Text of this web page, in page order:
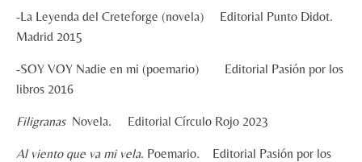
-La Leyenda del Creteforge (novela) Editorial Punto Didot.
Madrid 2015
-SOY VOY Nadie en mi (poemario) Editorial Pasión por los
libros 2016
Filigranas Novela. Editorial Círculo Rojo 2023
Al viento que va mi vela. Poemario. Editorial Pasión por los